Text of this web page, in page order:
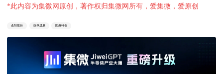
*此内容为集微网原创，著作权归集微网所有，爱集微，爱原创
圣阳股份 担保进展 国惠科创